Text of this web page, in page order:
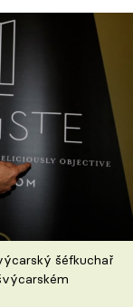
šéfkuchař